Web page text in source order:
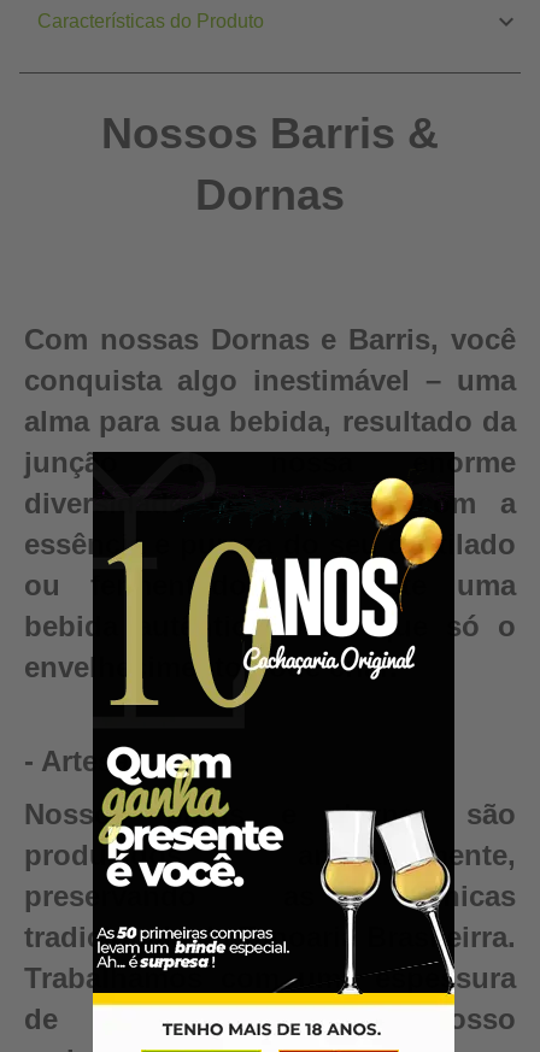
Características do Produto
Nossos Barris &
Dornas
Com nossas Dornas e Barris, você
conquista algo inestimável – uma
alma para sua bebida, resultado da
junção da nossa enorme
diversidade de madeiras com a
essência e pureza do seu destilado
ou fermentado. Conquiste uma
bebida autêntica, valor que só o
envelhecimento pode criar.
- Artesanal
Nossos barris e dornas são
produzidos artesanalmente,
preservando as técnicas
tradicionais da Tanoaria Brasileirra.
Trabalhamos com uma espessura
de madeira maior em nosso